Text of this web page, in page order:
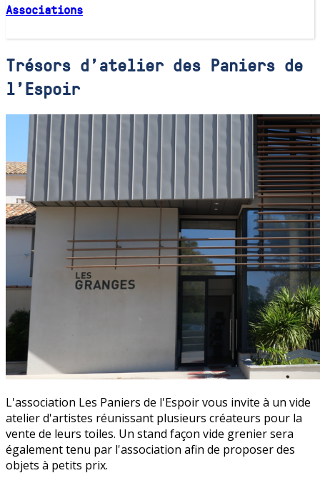
Associations
Trésors d'atelier des Paniers de
l'Espoir
L'association Les Paniers de l'Espoir vous invite à un vide
atelier d'artistes réunissant plusieurs créateurs pour la
vente de leurs toiles. Un stand façon vide grenier sera
également tenu par l'association afin de proposer des
objets à petits prix.